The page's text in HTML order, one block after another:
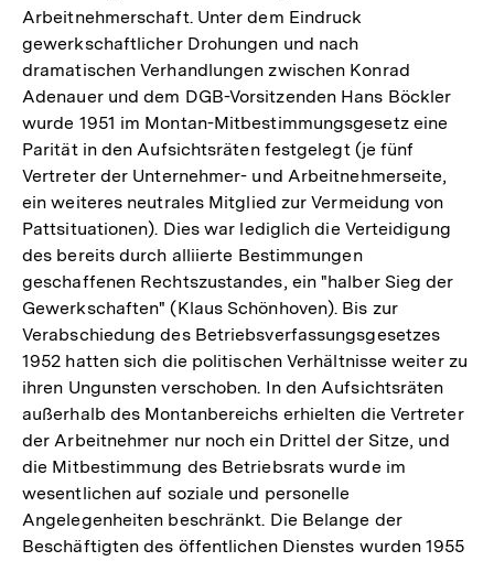
Arbeitnehmerschaft. Unter dem Eindruck
gewerkschaftlicher Drohungen und nach
dramatischen Verhandlungen zwischen Konrad
Adenauer und dem DGB-Vorsitzenden Hans Böckler
wurde 1951 im Montan-Mitbestimmungsgesetz eine
Parität in den Aufsichtsräten festgelegt (je fünf
Vertreter der Unternehmer- und Arbeitnehmerseite,
ein weiteres neutrales Mitglied zur Vermeidung von
Pattsituationen). Dies war lediglich die Verteidigung
des bereits durch alliierte Bestimmungen
geschaffenen Rechtszustandes, ein "halber Sieg der
Gewerkschaften" (Klaus Schönhoven). Bis zur
Verabschiedung des Betriebsverfassungsgesetzes
1952 hatten sich die politischen Verhältnisse weiter zu
ihren Ungunsten verschoben. In den Aufsichtsräten
außerhalb des Montanbereichs erhielten die Vertreter
der Arbeitnehmer nur noch ein Drittel der Sitze, und
die Mitbestimmung des Betriebsrats wurde im
wesentlichen auf soziale und personelle
Angelegenheiten beschränkt. Die Belange der
Beschäftigten des öffentlichen Dienstes wurden 1955